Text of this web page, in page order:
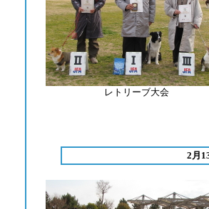
レトリーブ大会
2月